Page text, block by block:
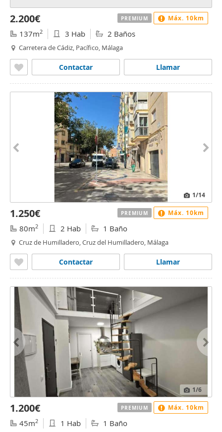
2.200€
137m2 3 Hab 2 Baños
Carretera de Cádiz, Pacífico, Málaga
Llamar
Contactar
PREMIUM Máx. 10km
1/14
1.250€
80m2 2 Hab 1 Baño
Cruz de Humilladero, Cruz del Humilladero, Málaga
Llamar
Contactar
PREMIUM Máx. 10km
1/6
1.200€
45m2 1 Hab 1 Baño
PREMIUM Máx. 10km